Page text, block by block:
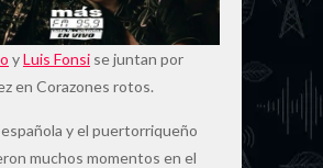
yLuis Fonsi se juntan por
en Corazones rotos.
y el puertorriqueño
muchos momentos en el